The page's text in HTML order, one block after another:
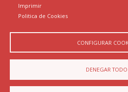
Imprimir
Politica de Cookies
CONFIGURAR
DENEGAR TODO